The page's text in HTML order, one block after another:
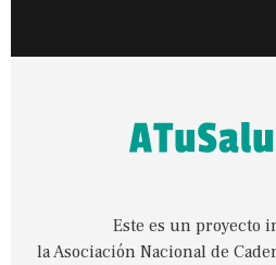
Este es un proyecto
la Asociación Nacional de